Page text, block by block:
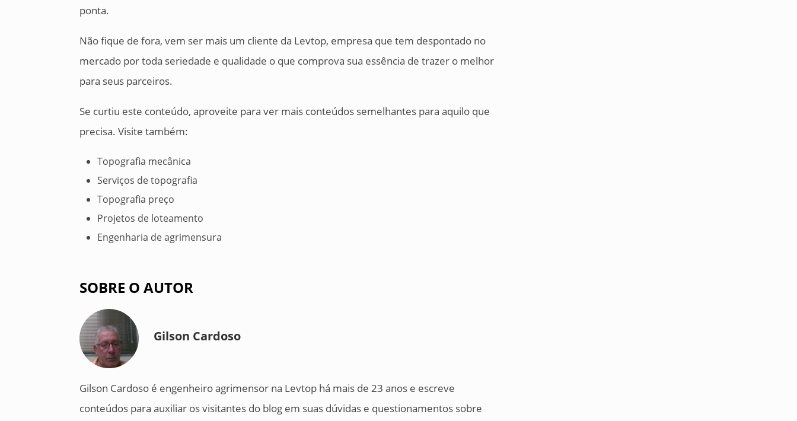
ponta.
Não fique de fora, vem ser mais um cliente da Levtop, empresa que tem despontado no
mercado por toda seriedade e qualidade o que comprova sua essência de trazer o melhor
para seus parceiros.
Se curtiu este conteúdo, aproveite para ver mais conteúdos semelhantes para aquilo que
precisa. Visite também:
Topografia mecânica
Serviços de topografia
Topografia preço
Projetos de loteamento
Engenharia de agrimensura
SOBRE O AUTOR
Gilson Cardoso
Gilson Cardoso é engenheiro agrimensor na Levtop há mais de 23 anos e escreve
conteúdos para auxiliar os visitantes do blog em suas dúvidas e questionamentos sobre